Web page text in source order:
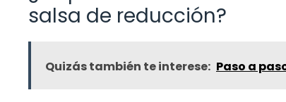
salsa de reducción?
Quizás también te interese: Paso a